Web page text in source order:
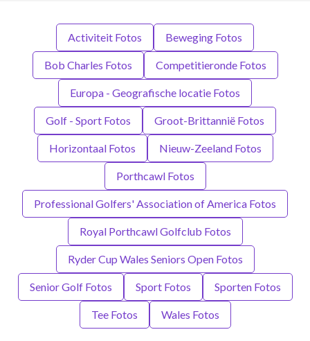
Activiteit Fotos Beweging Fotos
Bob Charles Fotos Competitieronde Fotos
Europa - Geografische locatie Fotos
Golf - Sport Fotos Groot-Brittannië Fotos
Horizontaal Fotos Nieuw-Zeeland Fotos
Porthcawl Fotos
Professional Golfers' Association of America Fotos
Royal Porthcawl Golfclub Fotos
Ryder Cup Wales Seniors Open Fotos
Senior Golf Fotos Sport Fotos Sporten Fotos
Tee Fotos Wales Fotos